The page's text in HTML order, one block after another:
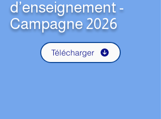
d’enseignement -
Campagne 2026
Télécharger